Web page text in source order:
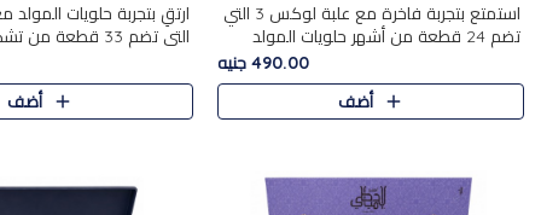
استمتع بتجربة فاخرة مع علبة لوكس 3 التي
تضم 24 قطعة من أشهر حلويات المولد
الشرقية المختارة بعناية. تحتوي التشكيلة على
الجزرية بالفول، والملب..
490.00 جنيه
أضف
التي تضم 33 قطعة
ومتنوعة من أشهر
العلبة على الجزرية بالفول،..
أضف